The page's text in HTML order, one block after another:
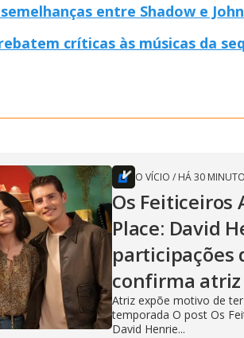
entre Shadow e
críticas às músicas da
O VÍCIO / HÁ 30
Os Feiticeiros
Place: David
participações
confirma atriz
Atriz expõe motivo de
temporada O post Os
David Henrie...